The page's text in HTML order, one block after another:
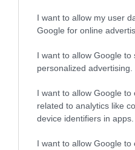
I want to allow my user
Google for online
I want to allow Google to
personalized advertising.
I want to allow Google to
related to analytics like
device identifiers in apps.
I want to allow Google to
Berlino, il jihadista era già
la minaccia